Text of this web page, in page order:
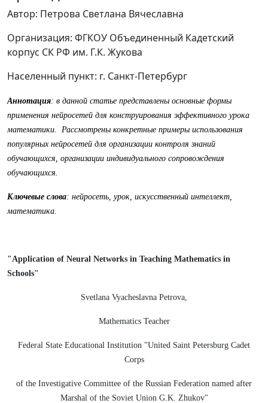
Автор: Петрова Светлана Вячеславна
Организация: ФГКОУ Объединенный Кадетский
корпус СК РФ им. Г.К. Жукова
Населенный пункт: г. Санкт-Петербург
Аннотация: в данной статье представлены основные формы
применения нейросетей для конструирования эффективного урока
математики. Рассмотрены конкретные примеры использования
популярных нейросетей для организации контроля знаний
обучающихся, организации индивидуального сопровождения
обучающихся.
Ключевые слова: нейросеть, урок, искусственный интеллект,
математика.
"Application of Neural Networks in Teaching Mathematics in
Schools"
Svetlana Vyacheslavna Petrova,
Mathematics Teacher
Federal State Educational Institution "United Saint Petersburg Cadet
Corps
of the Investigative Committee of the Russian Federation named after
Marshal of the Soviet Union G.K. Zhukov"